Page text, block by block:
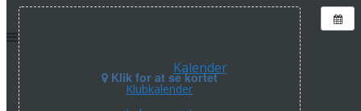
Kalender
Klubkalender
Klik for at se kortet